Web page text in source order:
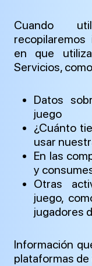
Cuando
en que
Servicios,
Datos
juego
¿Cuánto
usar
En las
y
Otras
juego,
jugadores
Información
plataformas